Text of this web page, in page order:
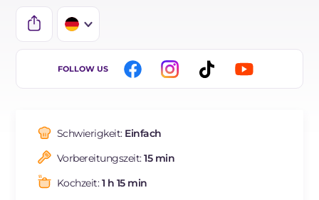
IT
FR
NL
BR
FOLLOW US
Schwierigkeit: Einfach
Vorbereitungszeit:15 min
Kochzeit:1 h 15 min